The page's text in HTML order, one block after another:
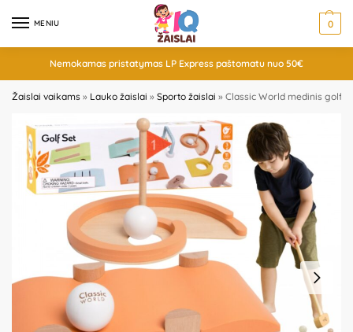
MENIU 0
Nemokamas pristatymas LP Express paštomatu nuo 50€
Žaislai vaikams » Lauko žaislai » Sporto žaislai » Classic World medinis